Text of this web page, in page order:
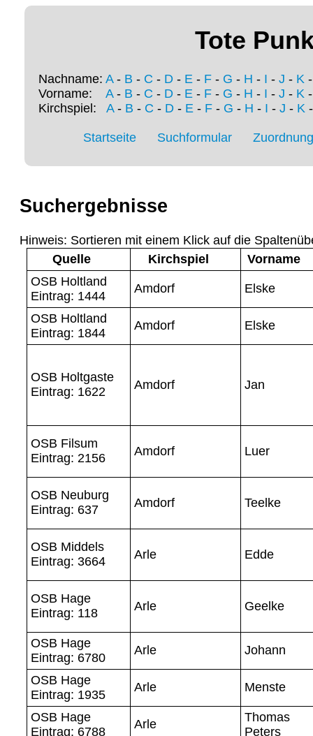
Tote
Nachname: A- B - C - D - E - F - G - H - I - J - K
Vorname: A- B - C - D - E - F - G - H - I - J - K
Kirchspiel: A- B - C - D- E- F- G - H - I - J - K
Startseite Suchformular
Suchergebnisse
Hinweis: Sortieren mit einem Klick auf die
Quelle
Kirchspiel
Vorname
OSB Holtland
Eintrag: 1444
Amdorf Elske
OSB Holtland
Eintrag: 1844
Amdorf Elske
OSB Holtgaste
Eintrag: 1622
Amdorf Jan
OSB Filsum
Eintrag: 2156
Amdorf Luer
OSB Neuburg
Eintrag: 637
Amdorf Teelke
OSB Middels
Eintrag: 3664
Arle Edde
OSB Hage
Eintrag: 118
Arle Geelke
OSB Hage
Eintrag: 6780
Arle Johann
OSB Hage
Eintrag: 1935
Arle Menste
OSB Hage
Eintrag: 6788
Arle
Thomas
Peters